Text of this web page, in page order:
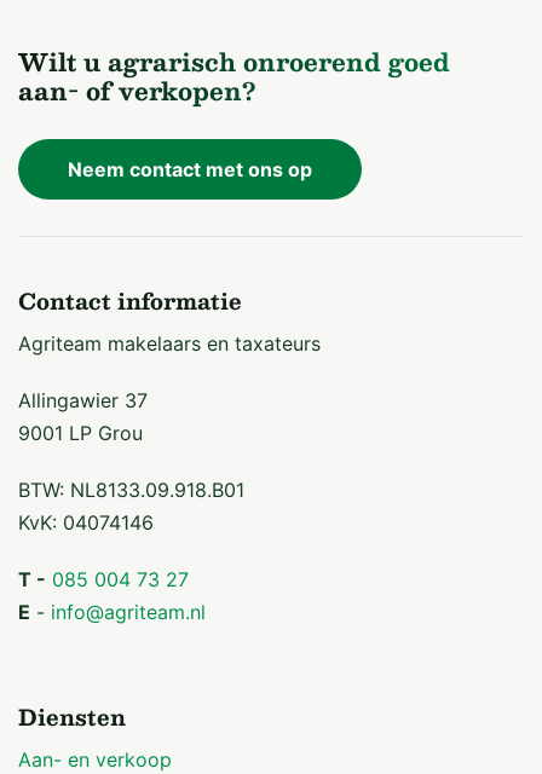
en de openbare weg "Mepperstraat" te bereiken.
Eigendom
Het registergoed is in eigendom bij opdrachtgever.
samen nader overeenkomen
Wilt u agrarisch onroerend goed
aan- of verkopen?
Neem contact met ons op
Contact informatie
Agriteam makelaars en taxateurs
Allingawier 37
9001 LP Grou
BTW: NL8133.09.918.B01
KvK: 04074146
T - 085 004 73 27
E - info@agriteam.nl
Diensten
Aan- en verkoop